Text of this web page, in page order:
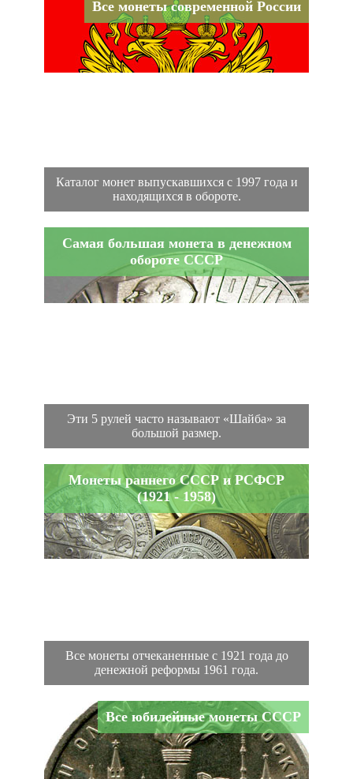
Все монеты современной России
Каталог монет выпускавшихся с 1997 года и
находящихся в обороте.
Самая большая монета в денежном
обороте СССР
Эти 5 рулей часто называют «Шайба» за
большой размер.
Монеты раннего СССР и РСФСР
(1921 - 1958)
Все монеты отчеканенные с 1921 года до
денежной реформы 1961 года.
Все юбилейные монеты СССР